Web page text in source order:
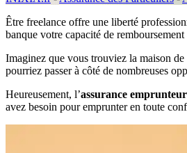
Être freelance offre une liberté
banque votre capacité de
Imaginez que vous trouviez la maison
pourriez passer à côté de nombreuses
Heureusement, l’assurance
avez besoin pour emprunter en toute